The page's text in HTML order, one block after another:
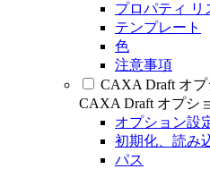
プロパティ リ
テンプレート
色
注意事項
CAXA Draft オ
CAXA Draft オプシ
オプション設
初期化、読み
パス